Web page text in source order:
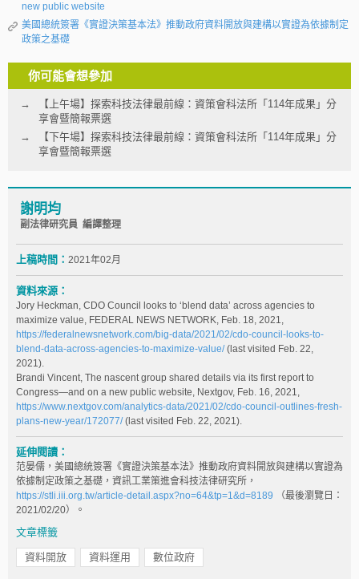
new public website
美國總統簽署《實證決策基本法》推動政府資料開放與建構以實證為依據制定
政策之基礎
你可能會想參加
【上午場】探索科技法律最前線：資策會科法所「114年成果」分
享會暨簡報票選
【下午場】探索科技法律最前線：資策會科法所「114年成果」分
享會暨簡報票選
謝明均
副法律研究員 編譯整理
上稿時間： 2021年02月
資料來源：
Jory Heckman, CDO Council looks to ‘blend data’ across agencies to
maximize value, FEDERAL NEWS NETWORK, Feb. 18, 2021,
https://federalnewsnetwork.com/big-data/2021/02/cdo-council-looks-to-
blend-data-across-agencies-to-maximize-value/(last visited Feb. 22,
2021).
Brandi Vincent, The nascent group shared details via its first report to
Congress—and on a new public website, Nextgov, Feb. 16, 2021,
https://www.nextgov.com/analytics-data/2021/02/cdo-council-outlines-fresh-
plans-new-year/172077/(last visited Feb. 22, 2021).
延伸閱讀：
范晏儒，美國總統簽署《實證決策基本法》推動政府資料開放與建構以實證為
依據制定政策之基礎，資訊工業策進會科技法律研究所，
https://stli.iii.org.tw/article-detail.aspx?no=64&tp=1&d=8189
（最後瀏覽日：
2021/02/20）。
文章標籤
資料開放 資料運用 數位政府